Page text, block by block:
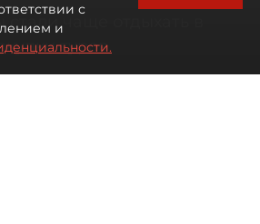
чаще отдыхать в
туров
с
и